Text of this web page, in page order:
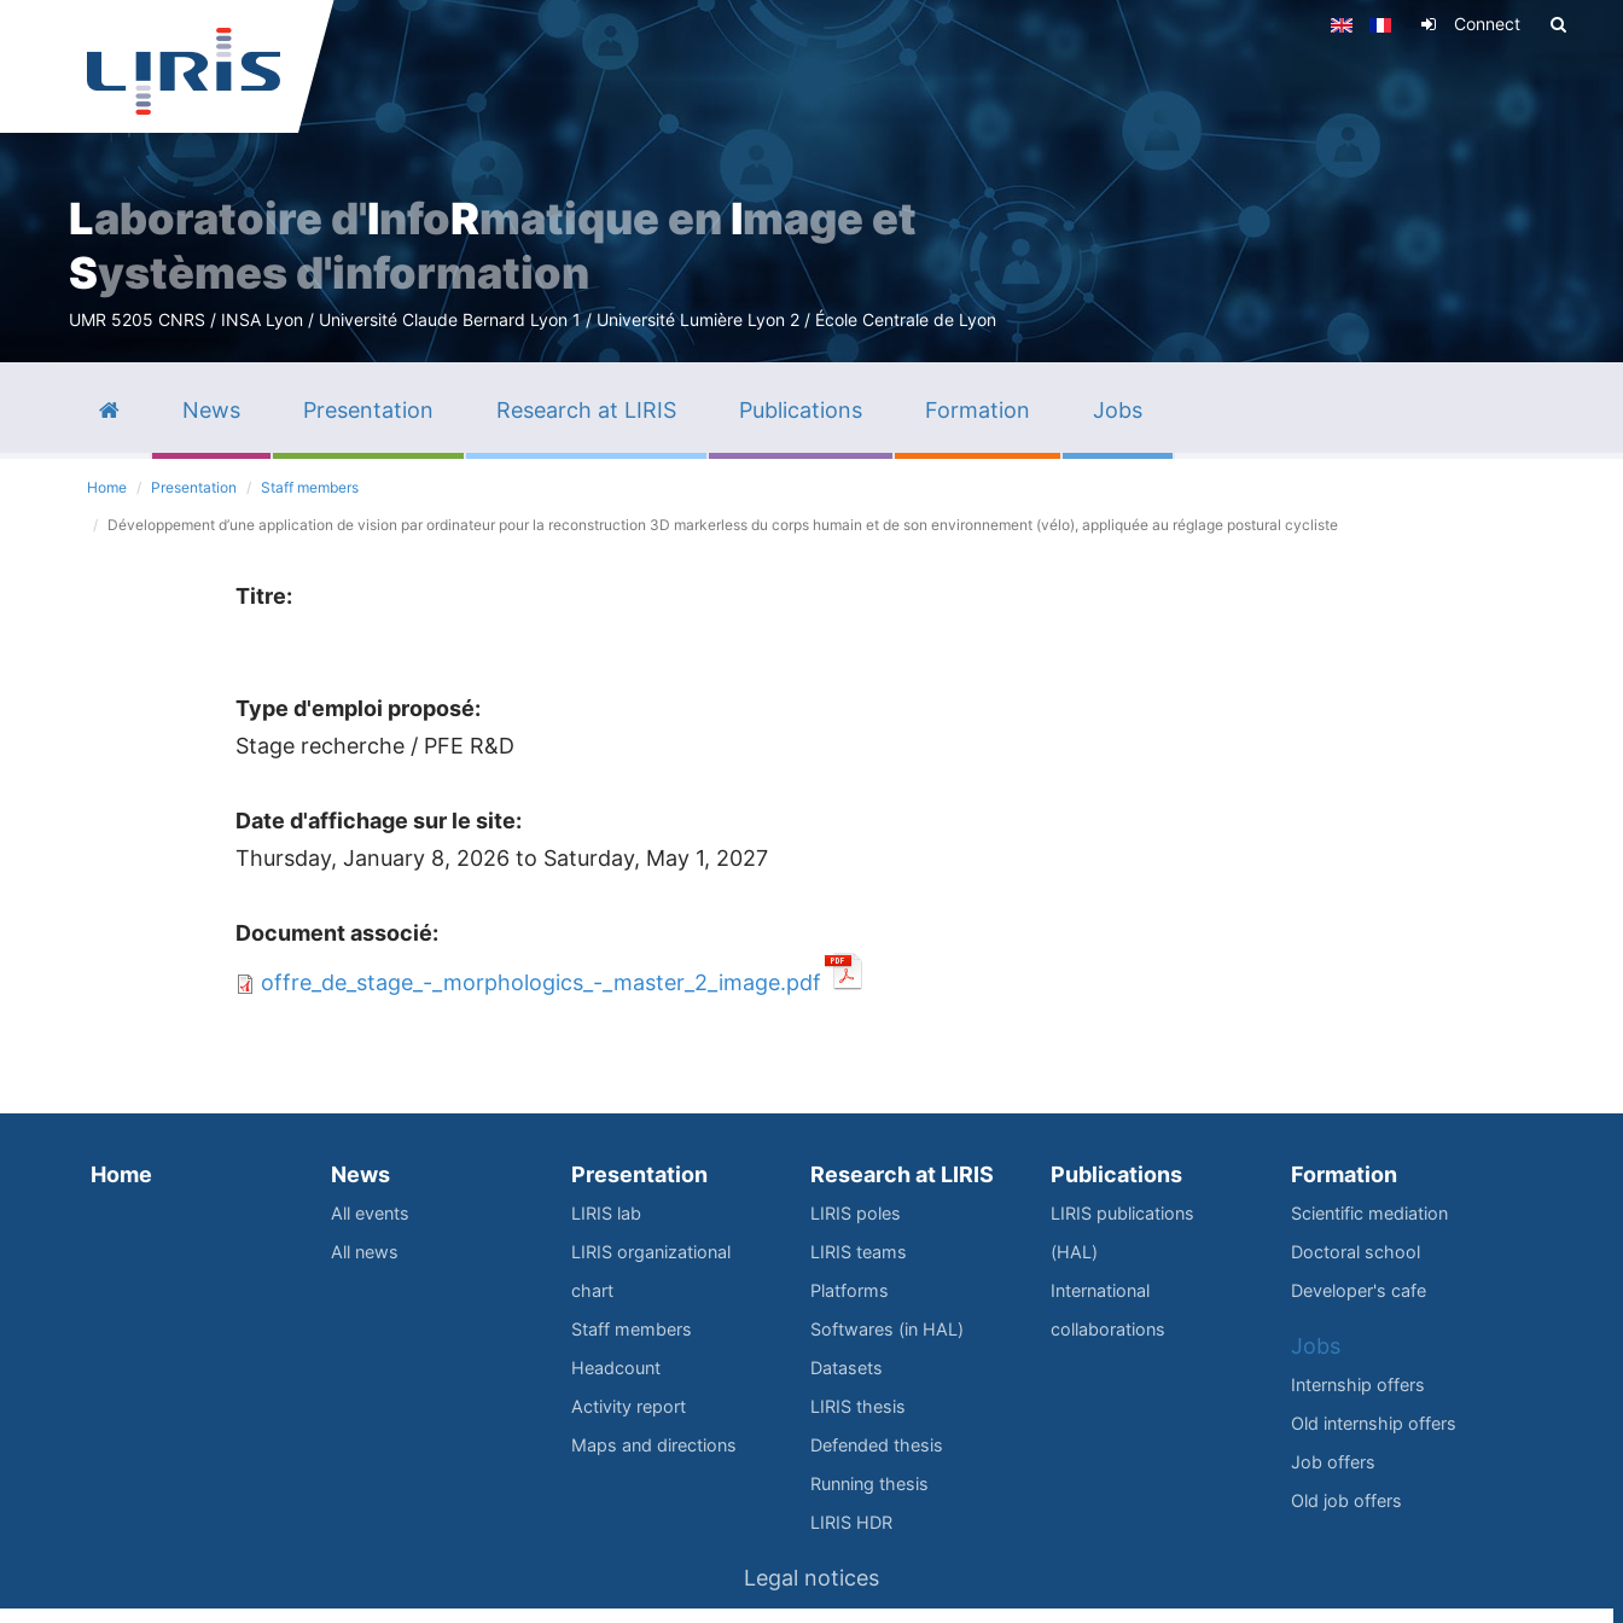
Skip
Connect
Laboratoire d'InfoRmatique enImage et
Systèmes d'information
UMR 5205 CNRS / INSA Lyon / Université Claude Bernard Lyon 1 / Université Lumière Lyon 2 / École Centrale de Lyon
News Presentation Research at LIRIS Publications Formation Jobs
Home Presentation Staff members
Développement d’une application de vision par ordinateur pour la reconstruction 3D markerless du corps humain et de son environnement (vélo), appliquée au réglage postural cycliste
Titre:
Type d'emploi proposé:
Stage recherche / PFE R&D
Date d'affichage sur le site:
Thursday, January 8, 2026 to Saturday, May 1, 2027
Document associé:
offre_de_stage_-_morphologics_-_master_2_image.pdf
Home News
All events
All news
Presentation
LIRIS lab
LIRIS organizational
chart
Staff members
Headcount
Activity report
Maps and directions
Research at LIRIS
LIRIS poles
LIRIS teams
Platforms
Softwares (in HAL)
Datasets
LIRIS thesis
Defended thesis
Running thesis
LIRIS HDR
Publications
LIRIS publications
(HAL)
International
collaborations
Formation
Scientific mediation
Doctoral school
Developer's cafe
Jobs
Internship offers
Old internship offers
Job offers
Old job offers
Legal notices